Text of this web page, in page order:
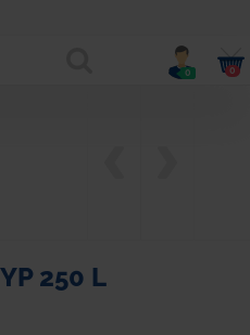
0 0
250 L